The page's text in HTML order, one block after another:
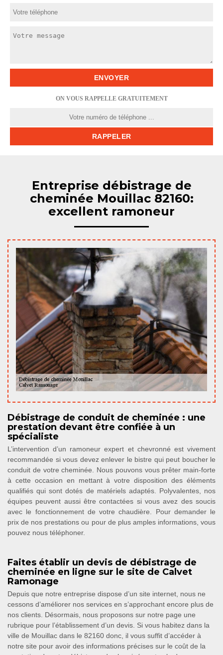
ON VOUS RAPPELLE GRATUITEMENT
Entreprise débistrage de
cheminée Mouillac 82160:
excellent ramoneur
Débistrage de conduit de cheminée : une
prestation devant être confiée à un
spécialiste
L’intervention d’un ramoneur expert et chevronné est vivement
recommandée si vous devez enlever le bistre qui peut boucher le
conduit de votre cheminée. Nous pouvons vous prêter main-forte
à cette occasion en mettant à votre disposition des éléments
qualifiés qui sont dotés de matériels adaptés. Polyvalentes, nos
équipes peuvent aussi être contactées si vous avez des soucis
avec le fonctionnement de votre chaudière. Pour demander le
prix de nos prestations ou pour de plus amples informations, vous
pouvez nous téléphoner.
Faites établir un devis de débistrage de
cheminée en ligne sur le site de Calvet
Ramonage
Depuis que notre entreprise dispose d’un site internet, nous ne
cessons d’améliorer nos services en s’approchant encore plus de
nos clients. Désormais, nous proposons sur notre page une
rubrique pour l’établissement d’un devis. Si vous habitez dans la
ville de Mouillac dans le 82160 donc, il vous suffit d’accéder à
notre site pour avoir des informations précises sur le coût de la